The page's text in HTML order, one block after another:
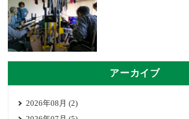
アーカイブ
2026年08月 (2)